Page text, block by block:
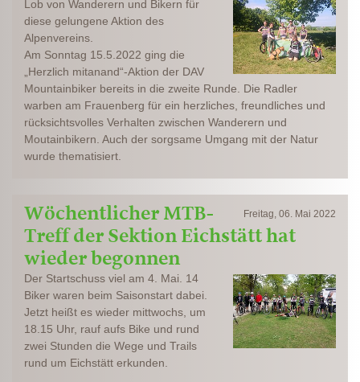
Lob von Wanderern und Bikern für
diese gelungene Aktion des
Alpenvereins.
Am Sonntag 15.5.2022 ging die
„Herzlich mitanand“-Aktion der DAV
Mountainbiker bereits in die zweite Runde. Die Radler
warben am Frauenberg für ein herzliches, freundliches und
rücksichtsvolles Verhalten zwischen Wanderern und
Moutainbikern. Auch der sorgsame Umgang mit der Natur
wurde thematisiert.
Freitag, 06. Mai 2022
Wöchentlicher MTB-
Treff der Sektion Eichstätt hat
wieder begonnen
Der Startschuss viel am 4. Mai. 14
Biker waren beim Saisonstart dabei.
Jetzt heißt es wieder mittwochs, um
18.15 Uhr, rauf aufs Bike und rund
zwei Stunden die Wege und Trails
rund um Eichstätt erkunden.